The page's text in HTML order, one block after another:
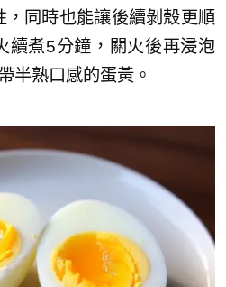
同時也能讓後續剝殼更順
續煮5分鐘，關火後再浸泡
半熟口感的蛋黃。